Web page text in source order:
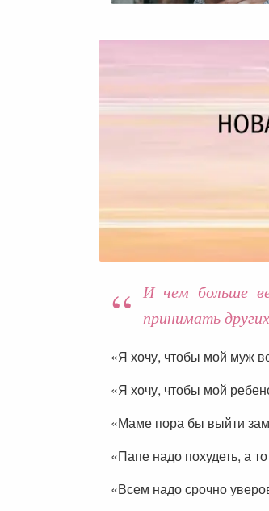
И чем больше
принимать
«Я хочу, чтобы мой муж
«Я хочу, чтобы мой
«Маме пора бы выйти
«Папе надо похудеть, а
«Всем надо срочно